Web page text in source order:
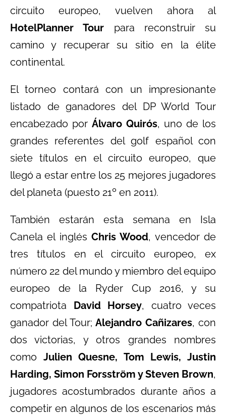
circuito europeo, vuelven ahora al
HotelPlanner Tour para reconstruir su
camino y recuperar su sitio en la élite
continental.
El torneo contará con un impresionante
listado de ganadores del DP World Tour
encabezado por Álvaro Quirós, uno de los
grandes referentes del golf español con
siete títulos en el circuito europeo, que
llegó a estar entre los 25 mejores jugadores
del planeta (puesto 21º en 2011).
También estarán esta semana en Isla
Canela el inglés Chris Wood, vencedor de
tres títulos en el circuito europeo, ex
número 22 del mundo y miembro del equipo
europeo de la Ryder Cup 2016, y su
compatriota David Horsey, cuatro veces
ganador del Tour;Alejandro Cañizares, con
dos victorias, y otros grandes nombres
como Julien Quesne, Tom Lewis, Justin
Harding, Simon Forsström y Steven Brown,
jugadores acostumbrados durante años a
competir en algunos de los escenarios más